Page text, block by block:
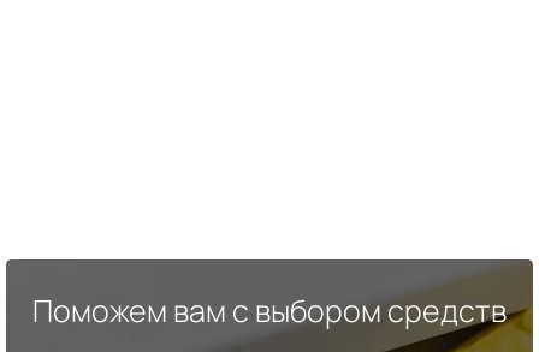
Поможем вам с выбором средств